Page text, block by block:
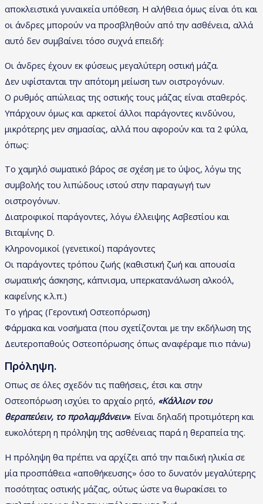
αποκλειστικά γυναικεία υπόθεση. Η αλήθεια όμως είναι ότι και
οι άνδρες μπορούν να προσβληθούν από την ασθένεια, αλλά
αυτό δεν συμβαίνει τόσο συχνά επειδή:
Οι άνδρες έχουν εκ φύσεως μεγαλύτερη οστική μάζα.
Δεν υφίστανται την απότομη μείωση των οιστρογόνων.
Ο ρυθμός απώλειας της οστικής τους μάζας είναι σταθερός.
Υπάρχουν όμως και αρκετοί άλλοι παράγοντες κινδύνου,
μικρότερης μεν σημασίας, αλλά που αφορούν και τα 2 φύλα,
όπως:
Το χαμηλό σωματικό βάρος σε σχέση με το ύψος, λόγω της
συμβολής του λιπώδους ιστού στην παραγωγή των
οιστρογόνων.
Διατροφικοί παράγοντες, λόγω έλλειψης Ασβεστίου και
Βιταμίνης D.
Κληρονομικοί (γενετικοί) παράγοντες
Οι παράγοντες τρόπου ζωής (καθιστική ζωή και απουσία
σωματικής άσκησης, κάπνισμα, υπερκατανάλωση αλκοόλ,
καφεΐνης κ.λ.π.)
Το γήρας (Γεροντική Οστεοπόρωση)
Φάρμακα και νοσήματα (που σχετίζονται με την εκδήλωση της
Δευτεροπαθούς Οστεοπόρωσης όπως αναφέραμε πιο πάνω)
Πρόληψη.
Οπως σε όλες σχεδόν τις παθήσεις, έτσι και στην
Οστεοπόρωση ισχύει το αρχαίο ρητό, «Κάλλιον του
θεραπεύειν, το προλαμβάνειν». Είναι δηλαδή προτιμότερη και
ευκολότερη η πρόληψη της ασθένειας παρά η θεραπεία της.
Η πρόληψη θα πρέπει να αρχίζει από την παιδική ηλικία σε
μία προσπάθεια «αποθήκευσης» όσο το δυνατόν μεγαλύτερης
ποσότητας οστικής μάζας, ούτως ώστε να θωρακίσει το